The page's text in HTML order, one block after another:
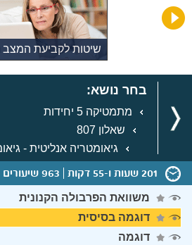
שיטות לקביעת המצב
בחר נושא:
מתמטיקה 5 יחידות
שאלון 807
201 שעות ו-55 דקות 963 שיעורים
משוואת הפרבולה הקנונית
דוגמה בסיסית
דוגמה